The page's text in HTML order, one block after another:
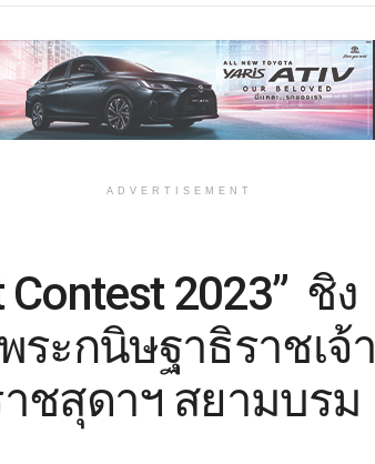
ADVERTISEMENT
Contest 2023” ชิง
ระกนิษฐาธิราชเจ้า
ชสุดาฯ สยามบรม